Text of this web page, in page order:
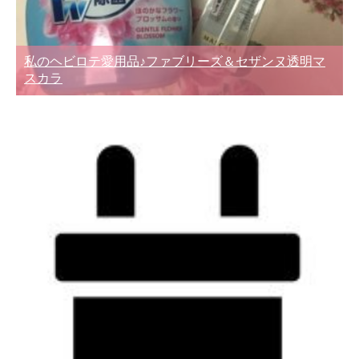
私のヘビロテ愛用品♪ファブリーズ＆セザンヌ透明マ
スカラ